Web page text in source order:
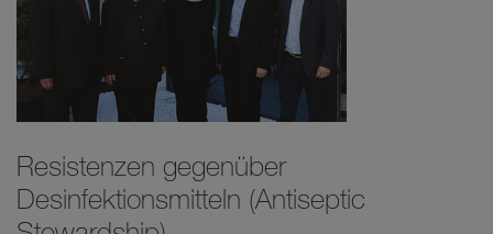
Resistenzen gegenüber
Desinfektionsmitteln (Antiseptic